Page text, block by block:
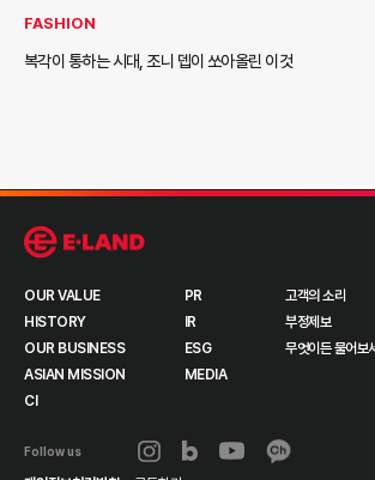
FASHION
복각이 통하는 시대, 조니 뎁이 쏘아올린 이것
OUR VALUE
HISTORY
OUR BUSINESS
ASIAN MISSION
CI
PR
IR
ESG
MEDIA
고객의 소리
부정제보
무엇이든 물어보
Follow us